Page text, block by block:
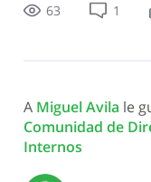
63
1
A Miguel Avila le
Comunidad de
Internos